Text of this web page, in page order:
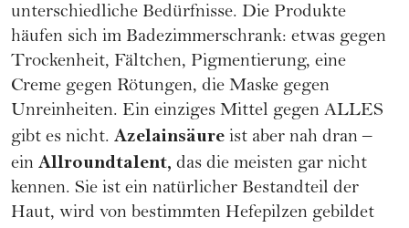
unterschiedliche Bedürfnisse. Die Produkte
häufen sich im Badezimmerschrank: etwas gegen
Trockenheit, Fältchen, Pigmentierung, eine
Creme gegen Rötungen, die Maske gegen
Unreinheiten. Ein einziges Mittel gegen ALLES
gibt es nicht. Azelainsäure ist aber nah dran –
ein Allroundtalent, das die meisten gar nicht
kennen. Sie ist ein natürlicher Bestandteil der
Haut, wird von bestimmten Hefepilzen gebildet